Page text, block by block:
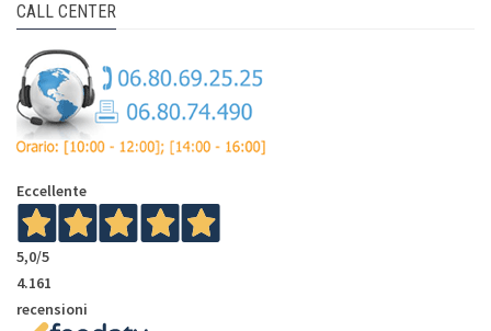
CALL CENTER
Eccellente
5,0/5
4.161
recensioni